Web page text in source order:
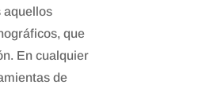
aquellos
que
En cualquier
de